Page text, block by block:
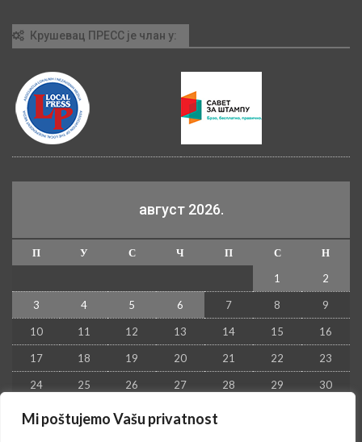
Mi poštujemo Vašu privatnost
Крушевац ПРЕСС је члан у:
август 2026.
П У С Ч П С
Н
1
2
3 4 5 6 7 8 9
10 11 12 13 14 15 16
17 18 19 20 21 22 23
24 25 26 27 28 29 30
31